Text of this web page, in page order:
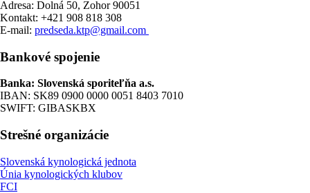
Adresa: Dolná 50, Zohor 90051
Kontakt: +421 908 818 308
E-mail: predseda.ktp@gmail.com
Bankové spojenie
Banka: Slovenská sporiteľňa a.s.
IBAN: SK89 0900 0000 0051 8403 7010
SWIFT: GIBASKBX
Strešné organizácie
Slovenská kynologická jednota
Únia kynologických klubov
FCI